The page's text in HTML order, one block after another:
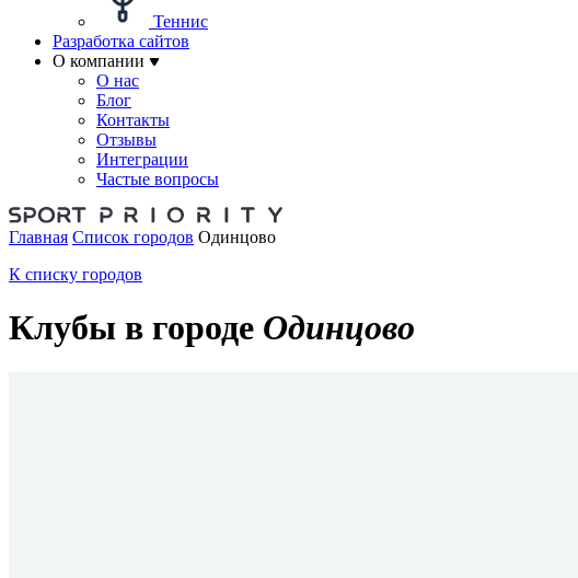
Теннис
Разработка сайтов
О компании
О нас
Блог
Контакты
Отзывы
Интеграции
Частые вопросы
Главная Список городов Одинцово
К списку городов
Клубы в городе Одинцово